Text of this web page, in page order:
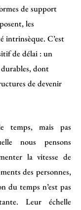
de support
les
intrinsèque. C’est
de délai : un
dont
de devenir
temps, mais pas
nous pensons
la vitesse de
des personnes,
du temps n’est pas
Leur échelle